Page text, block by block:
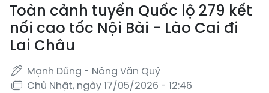
Toàn cảnh tuyến Quốc lộ 279 kết
nối cao tốc Nội Bài - Lào Cai đi
Lai Châu
Mạnh Dũng - Nông Văn Quý
Chủ Nhật, ngày 17/05/2026 - 12:46